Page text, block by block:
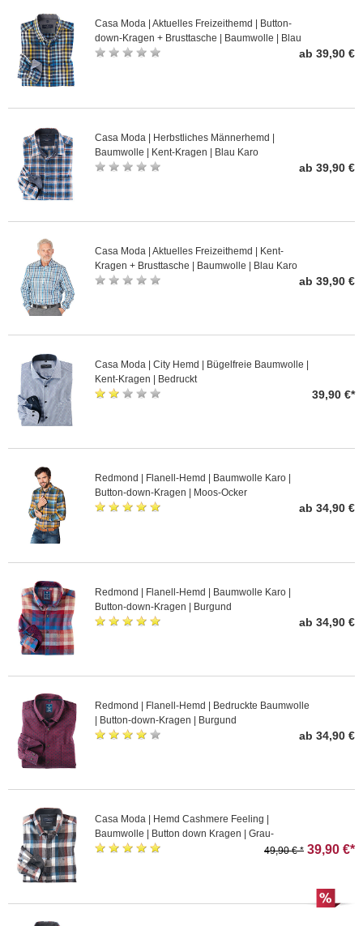
Casa Moda | Aktuelles Freizeithemd | Button-
down-Kragen + Brusttasche | Baumwolle | Blau
Gelb Karo
ab 39,90 €
Casa Moda | Herbstliches Männerhemd |
Baumwolle | Kent-Kragen | Blau Karo
ab 39,90 €
Casa Moda | Aktuelles Freizeithemd | Kent-
Kragen + Brusttasche | Baumwolle | Blau Karo
ab 39,90 €
Casa Moda | City Hemd | Bügelfreie Baumwolle |
Kent-Kragen | Bedruckt
39,90 €*
Redmond | Flanell-Hemd | Baumwolle Karo |
Button-down-Kragen | Moos-Ocker
ab 34,90 €
Redmond | Flanell-Hemd | Baumwolle Karo |
Button-down-Kragen | Burgund
ab 34,90 €
Redmond | Flanell-Hemd | Bedruckte Baumwolle
| Button-down-Kragen | Burgund
ab 34,90 €
Casa Moda | Hemd Cashmere Feeling |
Baumwolle | Button down Kragen | Grau-
Multicolour
49,90 € * 39,90 €*